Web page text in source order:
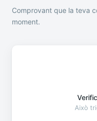
Comprovant que la teva
moment.
Això